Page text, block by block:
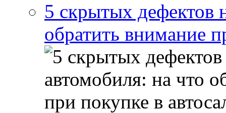
5 скрытых дефектов
обратить внимание